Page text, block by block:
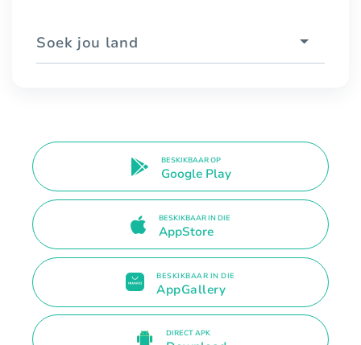
Soek jou land
BESKIKBAAR OP
Google Play
BESKIKBAAR IN DIE
AppStore
BESKIKBAAR IN DIE
AppGallery
DIRECT APK